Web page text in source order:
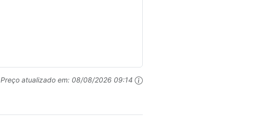
Preço atualizado em: 08/08/2026 09:14